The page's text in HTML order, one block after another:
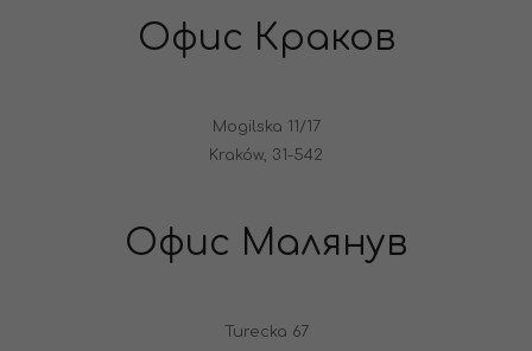
Офис Краков
Mogilska 11/17
Kraków, 31-542
Офис Малянув
Turecka 67